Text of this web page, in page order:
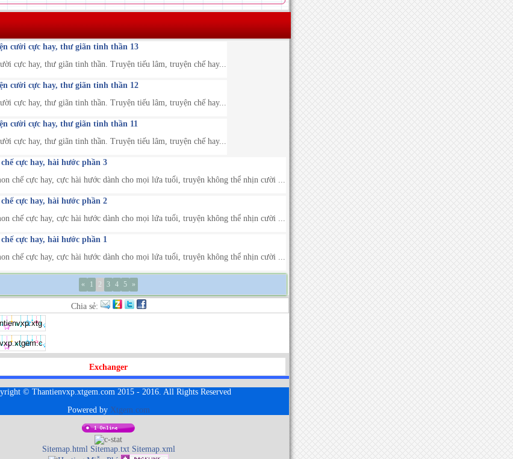
cười cực hay, thư giãn tinh thần 13
cực hay, thư giãn tinh thần. Truyện tiếu lâm, truyện chế hay...
cười cực hay, thư giãn tinh thần 12
cực hay, thư giãn tinh thần. Truyện tiếu lâm, truyện chế hay...
cười cực hay, thư giãn tinh thần 11
cực hay, thư giãn tinh thần. Truyện tiếu lâm, truyện chế hay...
cực hay, hài hước phần 3
chế cực hay, cực hài hước dành cho mọi lứa tuổi, truyện không thể nhịn cười ...
cực hay, hài hước phần 2
chế cực hay, cực hài hước dành cho mọi lứa tuổi, truyện không thể nhịn cười ...
cực hay, hài hước phần 1
chế cực hay, cực hài hước dành cho mọi lứa tuổi, truyện không thể nhịn cười ...
« 1 2 3 4 5 »
Chia sẻ:
Exchanger
© Thantienvxp.xtgem.com 2015 - 2016. All Rights Reserved
Powered by Xtgem.com
Sitemap.html Sitemap.txt Sitemap.xml